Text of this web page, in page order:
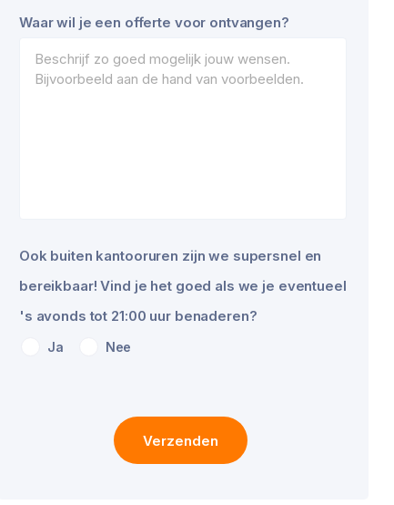
Waar wil je een offerte voor ontvangen?
Ook buiten kantooruren zijn we supersnel en
bereikbaar! Vind je het goed als we je eventueel
's avonds tot 21:00 uur benaderen?
Ja Nee
Verzenden